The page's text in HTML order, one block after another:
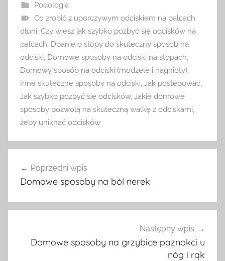
Podologia
Co zrobić z uporczywym odciskiem na palcach
dłoni, Czy wiesz jak szybko pozbyć się odcisków na
palcach, Dbanie o stopy do skuteczny sposób na
odciski, Domowe sposoby na odciski na stopach,
Domowy sposób na odciski (modzele i nagnioty),
Inne skuteczne sposoby na odciski, Jak postępować,
Jak szybko pozbyć się odcisków, Jakie domowe
sposoby pozwolą na skuteczną walkę z odciskami,
żeby uniknąć odcisków
wpisu
Poprzedni wpis
Domowe sposoby na ból nerek
Następny wpis
Domowe sposoby na grzybice paznokci u
nóg i rąk